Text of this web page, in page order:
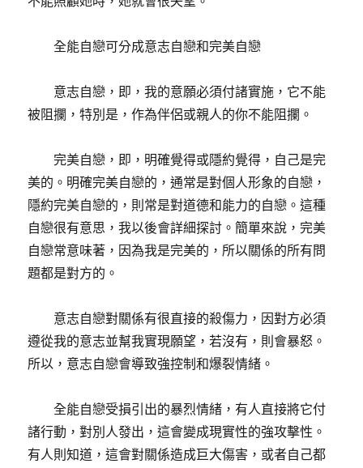
全能自戀可分成意志自戀和完美自戀
意志自戀，即，我的意願必須付諸實施，它不能
被阻攔，特別是，作為伴侶或親人的你不能阻攔。
完美自戀，即，明確覺得或隱約覺得，自己是完
美的。明確完美自戀的，通常是對個人形象的自戀，
隱約完美自戀的，則常是對道德和能力的自戀。這種
自戀很有意思，我以後會詳細探討。簡單來說，完美
自戀常意味著，因為我是完美的，所以關係的所有問
題都是對方的。
意志自戀對關係有很直接的殺傷力，因對方必須
遵從我的意志並幫我實現願望，若沒有，則會暴怒。
所以，意志自戀會導致強控制和爆裂情緒。
全能自戀受損引出的暴烈情緒，有人直接將它付
諸行動，對別人發出，這會變成現實性的強攻擊性。
有人則知道，這會對關係造成巨大傷害，或者自己都